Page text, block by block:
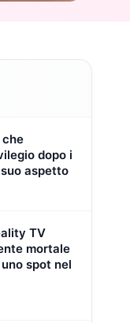
che
dopo i
aspetto
TV
mortale
spot nel